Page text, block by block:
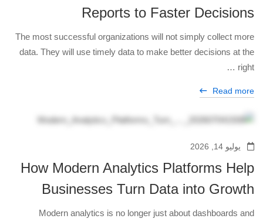
Reports to Faster Decisions
The most successful organizations will not simply collect more
data. They will use timely data to make better decisions at the
right …
Read more
يوليو 14, 2026
How Modern Analytics Platforms Help
Businesses Turn Data into Growth
Modern analytics is no longer just about dashboards and